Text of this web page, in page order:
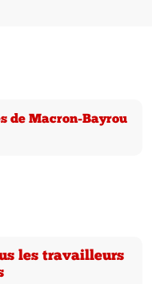
de Macron-Bayrou
les travailleurs